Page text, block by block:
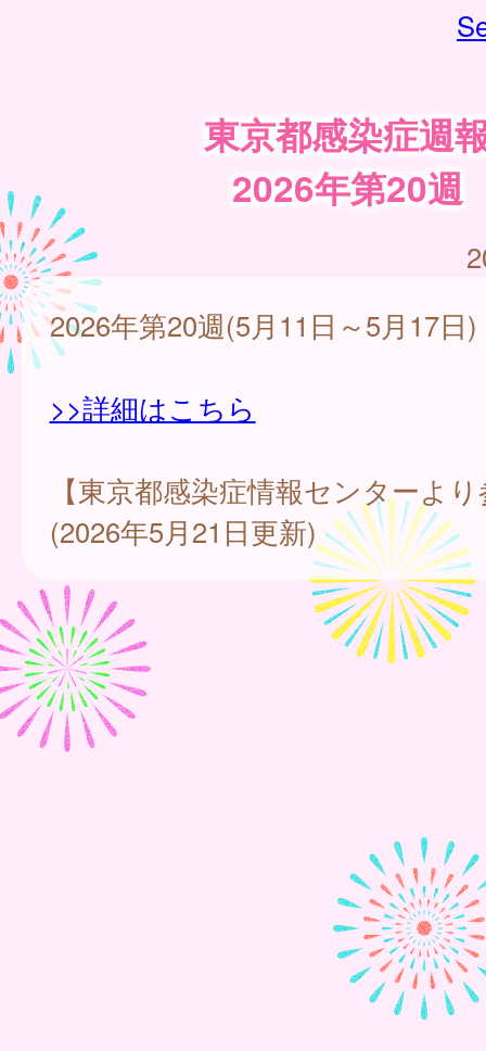
東京都感染症週
2026年第20週
2026年第20週(5月11日～5月17日)
>>詳細はこちら
【東京都感染症情報センターよ
(2026年5月21日更新)